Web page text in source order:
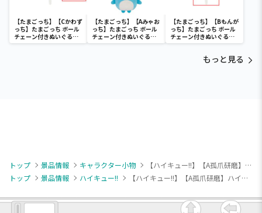
【たまごっち】【Cかわず
っち】たまごっち ボール
チェーン付きぬいぐるみ
～Tamagotchi
【たまごっち】【Aみゃお
っち】たまごっち ボール
チェーン付きぬいぐるみ
～Tamagotchi
【たまごっち】【Bもんが
っち】たまごっち ボール
チェーン付きぬいぐるみ
～Tamagotchi
もっと見る
トップ 景品情報 キャラクター小物
【ハイキュー!!】【A孤爪研磨】ハイキュー!! ぬいぐるみちゃーむ vol.2
トップ
景品情報 ハイキュー!! 【ハイキュー!!】【A孤爪研磨】ハイキュー!! ぬいぐるみちゃーむ vol.2